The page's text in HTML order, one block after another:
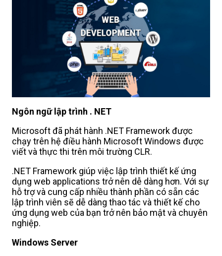
Ngôn ngữ lập trình . NET
Microsoft đã phát hành .NET Framework được
chạy trên hệ điều hành Microsoft Windows được
viết và thực thi trên môi trường CLR.
.NET Framework giúp việc lập trình thiết kế ứng
dụng web applications trở nên dễ dàng hơn. Với sự
hỗ trợ và cung cấp nhiều thành phần có sẵn các
lập trình viên sẽ dễ dàng thao tác và thiết kế cho
ứng dụng web của bạn trở nên bảo mật và chuyên
nghiệp.
Windows Server